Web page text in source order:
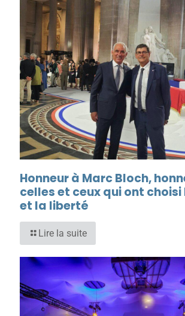
Honneur à Marc Bloch,
celles et ceux qui ont choisi
et la liberté
Lire la suite